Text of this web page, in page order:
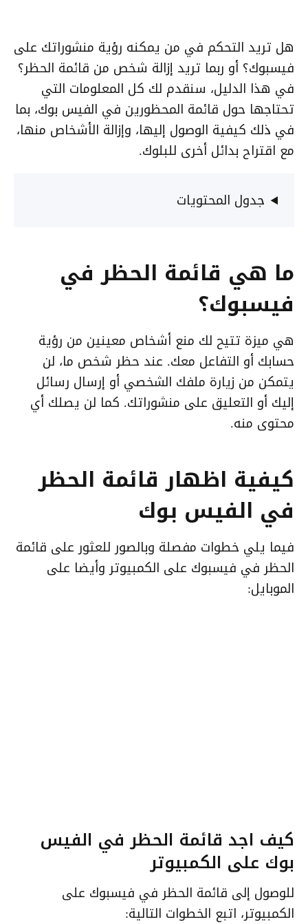
هل تريد التحكم في من يمكنه رؤية منشوراتك على
فيسبوك؟ أو ربما تريد إزالة شخص من قائمة الحظر؟
في هذا الدليل، سنقدم لك كل المعلومات التي
تحتاجها حول قائمة المحظورين في الفيس بوك، بما
في ذلك كيفية الوصول إليها، وإزالة الأشخاص منها،
مع اقتراح بدائل أخرى للبلوك.
جدول المحتويات
ما هي قائمة الحظر في
فيسبوك؟
هي ميزة تتيح لك منع أشخاص معينين من رؤية
حسابك أو التفاعل معك. عند حظر شخص ما، لن
يتمكن من زيارة ملفك الشخصي أو إرسال رسائل
إليك أو التعليق على منشوراتك. كما لن يصلك أي
محتوى منه.
كيفية اظهار قائمة الحظر
في الفيس بوك
فيما يلي خطوات مفصلة وبالصور للعثور على قائمة
الحظر في فيسبوك على الكمبيوتر وأيضا على
الموبايل:
كيف اجد قائمة الحظر في الفيس
بوك على الكمبيوتر
للوصول إلى قائمة الحظر في فيسبوك على
الكمبيوتر، اتبع الخطوات التالية: